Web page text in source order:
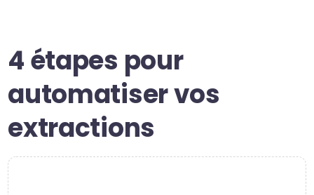
4 étapes pour
automatiser vos
extractions